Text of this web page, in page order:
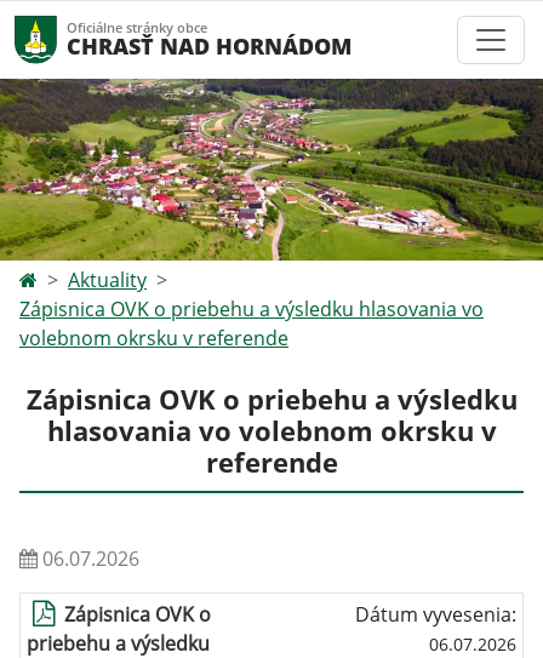
Oficiálne stránky obce
CHRASŤ NAD HORNÁDOM
Aktuality
Zápisnica OVK o priebehu a výsledku hlasovania vo
volebnom okrsku v referende
Zápisnica OVK o priebehu a výsledku
hlasovania vo volebnom okrsku v
referende
06.07.2026
Zápisnica OVK o
priebehu a výsledku
Dátum vyvesenia:
06.07.2026